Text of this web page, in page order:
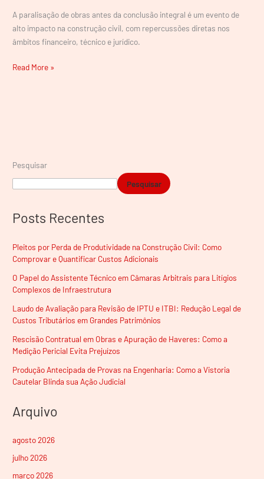
A paralisação de obras antes da conclusão integral é um evento de
alto impacto na construção civil, com repercussões diretas nos
âmbitos financeiro, técnico e jurídico.
Read More »
Pesquisar
Pesquisar
Posts Recentes
Pleitos por Perda de Produtividade na Construção Civil: Como
Comprovar e Quantificar Custos Adicionais
O Papel do Assistente Técnico em Câmaras Arbitrais para Litígios
Complexos de Infraestrutura
Laudo de Avaliação para Revisão de IPTU e ITBI: Redução Legal de
Custos Tributários em Grandes Patrimônios
Rescisão Contratual em Obras e Apuração de Haveres: Como a
Medição Pericial Evita Prejuízos
Produção Antecipada de Provas na Engenharia: Como a Vistoria
Cautelar Blinda sua Ação Judicial
Arquivo
agosto 2026
julho 2026
março 2026